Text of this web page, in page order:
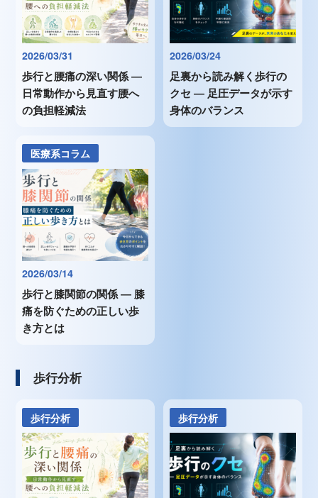
2026/03/31
歩行と腰痛の深い関係 ―
日常動作から見直す腰へ
の負担軽減法
2026/03/24
足裏から読み解く歩行の
クセ ― 足圧データが示す
身体のバランス
医療系コラム
2026/03/14
歩行と膝関節の関係 ― 膝
痛を防ぐための正しい歩
き方とは
歩行分析
歩行分析 歩行分析